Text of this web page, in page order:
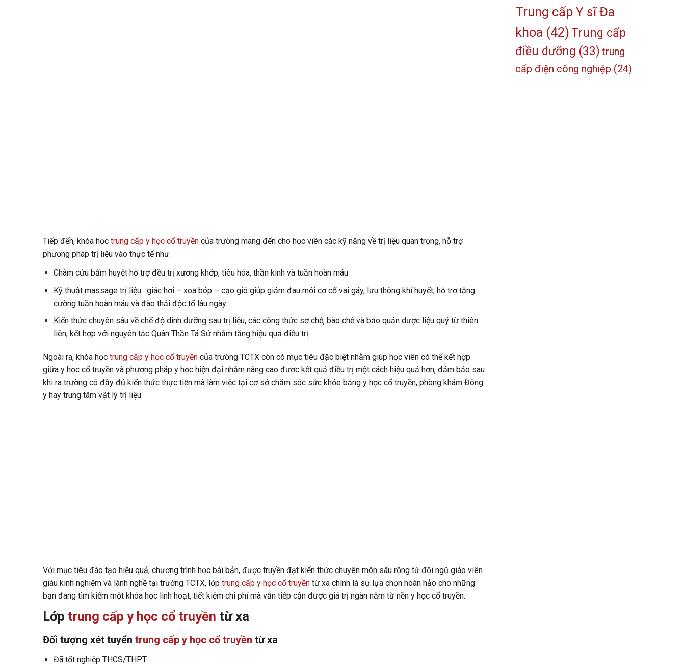
Tiếp đến, khóa học trung cấp y học cổ truyềncủa trường mang đến cho học viên các kỹ năng về trị liệu quan trọng, hỗ trợ
phương pháp trị liệu vào thực tế như:
Châm cứu bấm huyệt hỗ trợ đều trị xương khớp, tiêu hóa, thần kinh và tuần hoàn máu
Kỹ thuật massage trị liệu : giác hơi – xoa bóp – cạo gió giúp giảm đau mỏi cơ cổ vai gáy, lưu thông khí huyết, hỗ trợ tăng
cường tuần hoàn máu và đào thải độc tố lâu ngày.
Kiến thức chuyên sâu về chế độ dinh dưỡng sau trị liệu, các công thức sơ chế, bào chế và bảo quản dược liệu quý từ thiên
liên, kết hợp với nguyên tắc Quân Thần Tá Sứ nhằm tăng hiệu quả điều trị.
Ngoài ra, khóa học trung cấp y học cổ truyềncủa trường TCTX còn có mục tiêu đặc biệt nhằm giúp học viên có thể kết hợp
giữa y học cổ truyền và phương pháp y học hiện đại nhằm nâng cao được kết quả điều trị một cách hiệu quả hơn, đảm bảo sau
khi ra trường có đầy đủ kiến thức thực tiễn mà làm việc tại cơ sở chăm sóc sức khỏe bằng y học cổ truyền, phòng khám Đông
y hay trung tâm vật lý trị liệu.
Với mục tiêu đào tạo hiệu quả, chương trình học bài bản, được truyền đạt kiến thức chuyên môn sâu rộng từ đội ngũ giáo viên
giàu kinh nghiệm và lành nghề tại trường TCTX, lớp trung cấp y học cổ truyềntừ xa chính là sự lựa chọn hoàn hảo cho những
bạn đang tìm kiếm một khóa học linh hoạt, tiết kiệm chi phí mà vẫn tiếp cận được giá trị ngàn năm từ nền y học cổ truyền.
Lớp trung cấp y học cổ truyền từ xa
Đối tượng xét tuyển trung cấp y học cổ truyền từ xa
Đã tốt nghiệp THCS/THPT.
Trung cấp Y sĩ Đa
khoa (42) Trung cấp
điều dưỡng (33) trung
cấp điện công nghiệp (24)